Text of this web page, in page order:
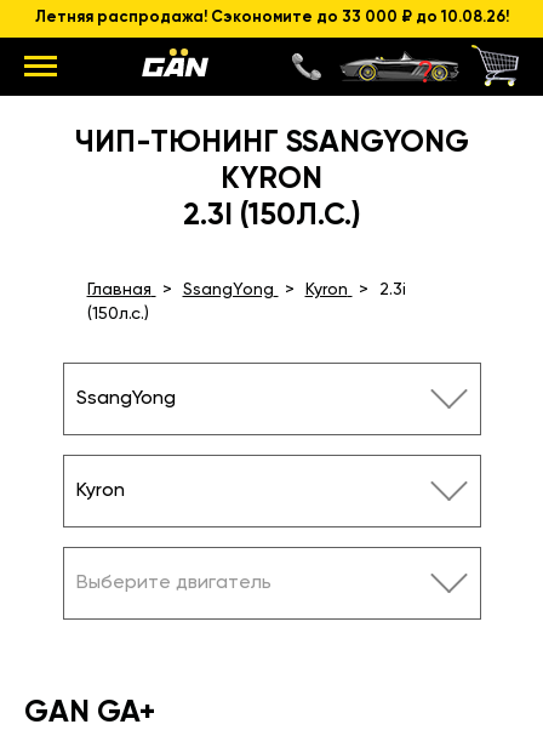
Летняя распродажа! Сэкономите до 33 000 ₽ до 10.08.26!
ЧИП-ТЮНИНГ SSANGYONG
KYRON
2.3I (150Л.С.)
Главная SsangYong Kyron
2.3i
(150л.с.)
SsangYong
Kyron
Выберите двигатель
GАN GA+